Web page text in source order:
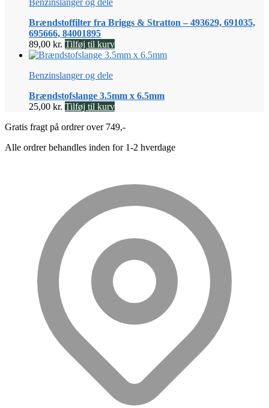
Benzinslanger og dele
Brændstoffilter fra Briggs & Stratton – 493629, 691035,
695666, 84001895
89,00 kr. Tilføj til kurv
Benzinslanger og dele
Brændstofslange 3.5mm x 6.5mm
25,00 kr. Tilføj til kurv
Gratis fragt på ordrer over 749,-
Alle ordrer behandles inden for 1-2 hverdage